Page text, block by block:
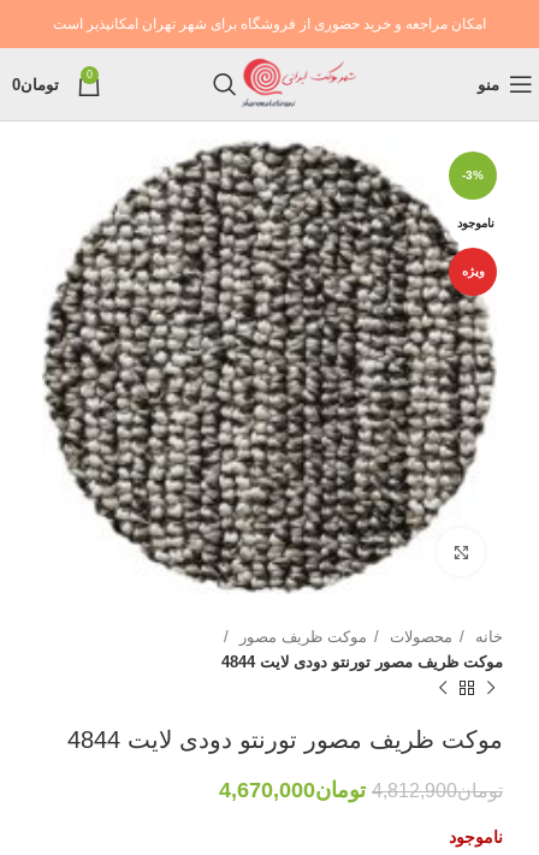
امکان مراجعه و خرید حضوری از فروشگاه برای شهر تهران امکانپذیر است
منو
0
تومان0
-3%
ناموجود
ویژه
بزرگنمایی تصویر
خانه محصولات
موکت ظریف مصور
موکت ظریف مصور تورنتو دودی لایت 4844
موکت ظریف مصور تورنتو دودی لایت 4844
تومان4,812,900 تومان4,670,000
ناموجود